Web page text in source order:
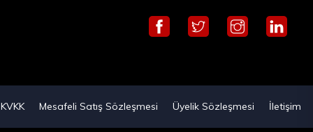
KVKK Mesafeli Satış Sözleşmesi Üyelik Sözleşmesi İletişim